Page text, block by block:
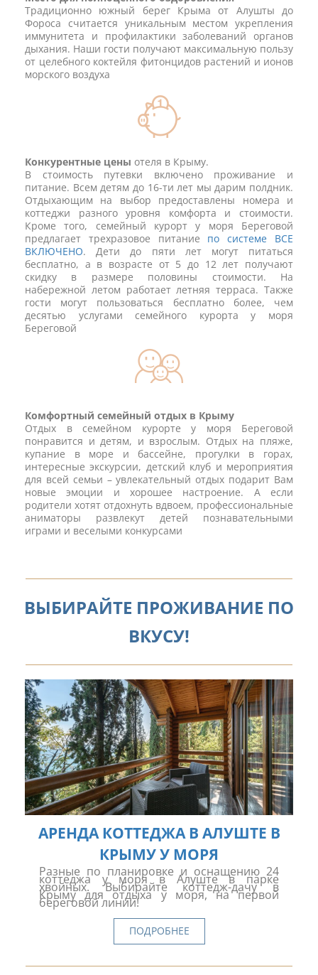
Традиционно южный берег Крыма от Алушты до
Фороса считается уникальным местом укрепления
иммунитета и профилактики заболеваний органов
дыхания. Наши гости получают максимальную пользу
от целебного коктейля фитонцидов растений и ионов
морского воздуха
Конкурентные цены отеля в Крыму.
В стоимость путевки включено проживание и
питание. Всем детям до 16-ти лет мы дарим полдник.
Отдыхающим на выбор предоставлены номера и
коттеджи разного уровня комфорта и стоимости.
Кроме того, семейный курорт у моря Береговой
предлагает трехразовое питание по системе ВСЕ
ВКЛЮЧЕНО. Дети до пяти лет могут питаться
бесплатно, а в возрасте от 5 до 12 лет получают
скидку в размере половины стоимости. На
набережной летом работает летняя терраса. Также
гости могут пользоваться бесплатно более, чем
десятью услугами семейного курорта у моря
Береговой
Комфортный семейный отдых в Крыму
Отдых в семейном курорте у моря Береговой
понравится и детям, и взрослым. Отдых на пляже,
купание в море и бассейне, прогулки в горах,
интересные экскурсии, детский клуб и мероприятия
для всей семьи – увлекательный отдых подарит Вам
новые эмоции и хорошее настроение. А если
родители хотят отдохнуть вдвоем, профессиональные
аниматоры развлекут детей познавательными
играми и веселыми конкурсами
ВЫБИРАЙТЕ ПРОЖИВАНИЕ ПО
ВКУСУ!
АРЕНДА КОТТЕДЖА В АЛУШТЕ В
КРЫМУ У МОРЯ
Разные по планировке и оснащению 24
коттеджа у моря в Алуште в парке
хвойных. Выбирайте коттедж-дачу в
Крыму для отдыха у моря, на первой
береговой линии!
ПОДРОБНЕЕ